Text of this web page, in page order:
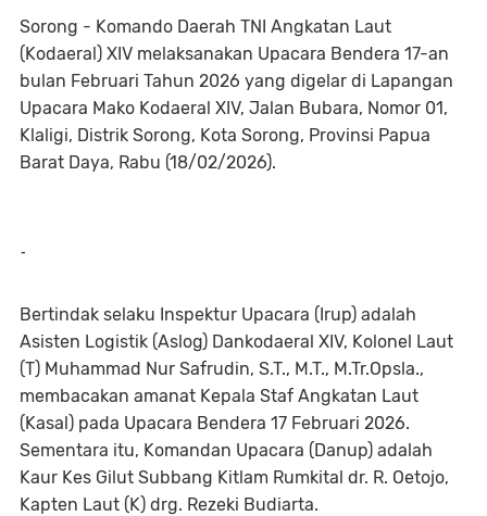
Sorong - Komando Daerah TNI Angkatan Laut
(Kodaeral) XIV melaksanakan Upacara Bendera 17-an
bulan Februari Tahun 2026 yang digelar di Lapangan
Upacara Mako Kodaeral XIV, Jalan Bubara, Nomor 01,
Klaligi, Distrik Sorong, Kota Sorong, Provinsi Papua
Barat Daya, Rabu (18/02/2026).
-
Bertindak selaku Inspektur Upacara (Irup) adalah
Asisten Logistik (Aslog) Dankodaeral XIV, Kolonel Laut
(T) Muhammad Nur Safrudin, S.T., M.T., M.Tr.Opsla.,
membacakan amanat Kepala Staf Angkatan Laut
(Kasal) pada Upacara Bendera 17 Februari 2026.
Sementara itu, Komandan Upacara (Danup) adalah
Kaur Kes Gilut Subbang Kitlam Rumkital dr. R. Oetojo,
Kapten Laut (K) drg. Rezeki Budiarta.